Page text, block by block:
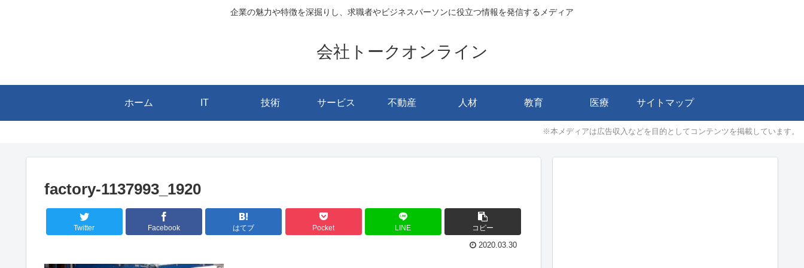
企業の魅力や特徴を深掘りし、求職者やビジネスパーソンに役立つ情報を発信するメディア
会社トークオンライン
ホーム IT 技術 サービス 不動産 人材 教育 医療 サイトマップ
※本メディアは広告収入などを目的としてコンテンツを掲載しています。
factory-1137993_1920
Twitter Facebook はてブ Pocket LINE コピー
2020.03.30